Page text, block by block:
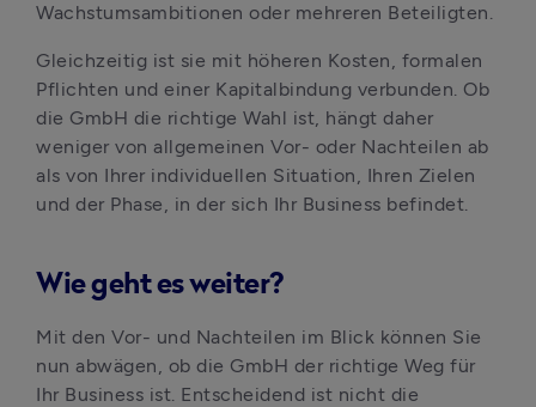
Wachstumsambitionen oder mehreren Beteiligten.
Gleichzeitig ist sie mit höheren Kosten, formalen
Pflichten und einer Kapitalbindung verbunden. Ob
die GmbH die richtige Wahl ist, hängt daher
weniger von allgemeinen Vor- oder Nachteilen ab
als von Ihrer individuellen Situation, Ihren Zielen
und der Phase, in der sich Ihr Business befindet.
Wie geht es weiter?
Mit den Vor- und Nachteilen im Blick können Sie
nun abwägen, ob die GmbH der richtige Weg für
Ihr Business ist. Entscheidend ist nicht die